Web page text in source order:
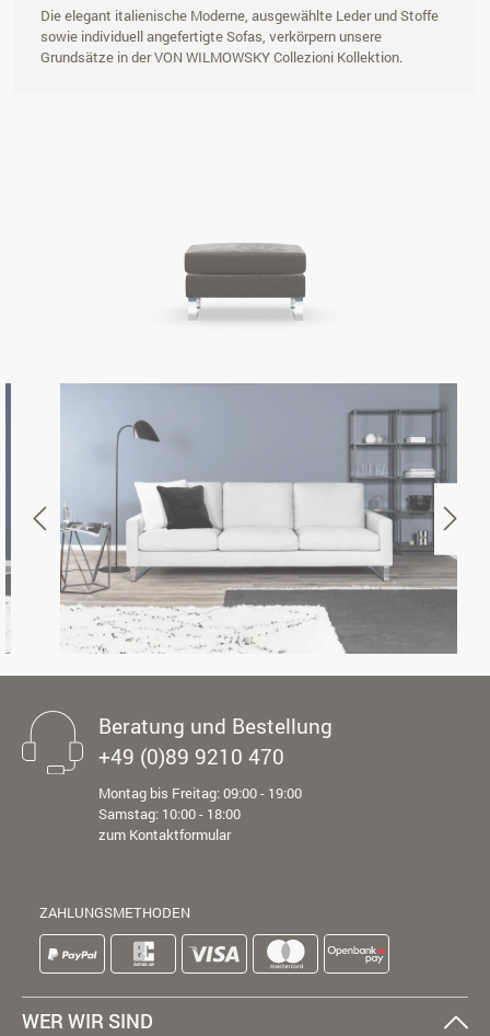
Die elegant italienische Moderne, ausgewählte Leder und Stoffe
sowie individuell angefertigte Sofas, verkörpern unsere
Grundsätze in der VON WILMOWSKY Collezioni Kollektion.
Beratung und Bestellung
+49 (0)89 9210 470
Montag bis Freitag: 09:00 - 19:00
Samstag: 10:00 - 18:00
zum Kontaktformular
ZAHLUNGSMETHODEN
WER WIR SIND